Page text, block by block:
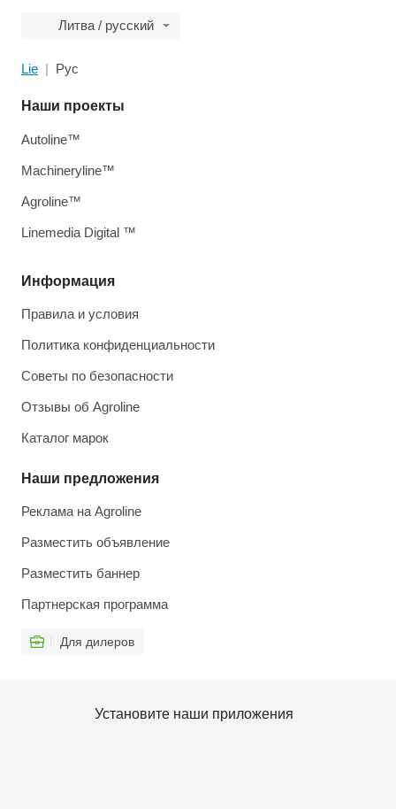
Литва / русский
Lie Рус
Информация
Правила и условия
Политика конфиденциальности
Советы по безопасности
Отзывы об Agroline
Каталог марок
Наши предложения
Реклама на Agroline
Разместить объявление
Разместить баннер
Партнерская программа
Для дилеров
Наши проекты
Autoline™
Machineryline™
Agroline™
Linemedia Digital ™
Установите наши приложения